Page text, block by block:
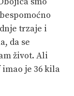
trzaje i
da se
život. Ali
je 36 kila